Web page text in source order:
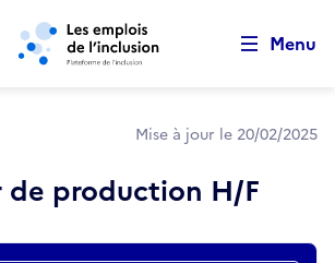
Aller au contenu principal
Menu
Mise à jour le 20/02/2025
de production H/F
page
des cookies